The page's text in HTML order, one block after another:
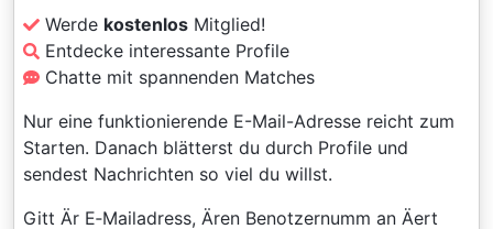
Werde kostenlos Mitglied!
Entdecke interessante Profile
Chatte mit spannenden Matches
Nur eine funktionierende E-Mail-Adresse reicht zum
Starten. Danach blätterst du durch Profile und
sendest Nachrichten so viel du willst.
Gitt Är E‑Mailadress, Ären Benotzernumm an Äert